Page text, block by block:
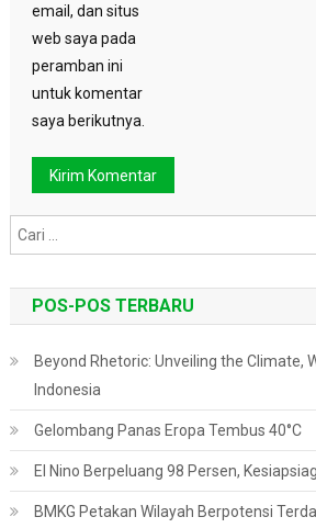
email, dan situs
web saya pada
peramban ini
untuk komentar
saya berikutnya.
POS-POS TERBARU
Beyond Rhetoric: Unveiling the Climate,
Indonesia
Gelombang Panas Eropa Tembus 40°C
El Nino Berpeluang 98 Persen,
BMKG Petakan Wilayah Berpotensi